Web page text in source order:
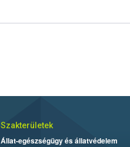
Szakterületek
Állat-egészségügy és állatvédelem